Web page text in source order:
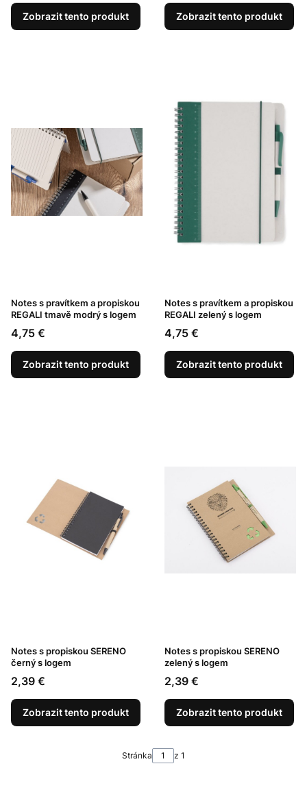
Zobrazit tento produkt Zobrazit tento produkt
Notes s pravítkem a propiskou
REGALI tmavě modrý s logem
Cena
4,75 €
Zobrazit tento produkt
Notes s pravítkem a propiskou
REGALI zelený s logem
Cena
4,75 €
Zobrazit tento produkt
Notes s propiskou SERENO
černý s logem
Cena
2,39 €
Zobrazit tento produkt
Notes s propiskou SERENO
zelený s logem
Cena
2,39 €
Zobrazit tento produkt
Stránka z 1